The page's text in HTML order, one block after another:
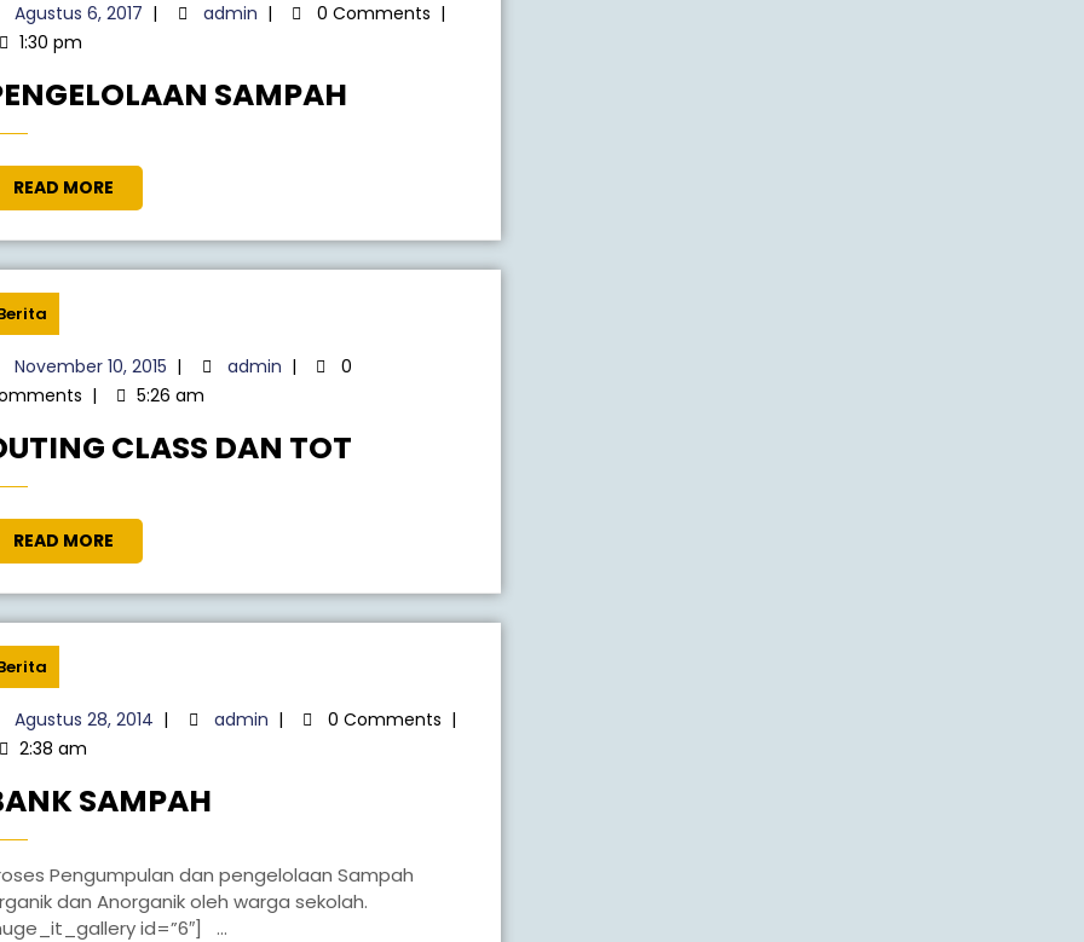
Agustus 6, 2017 | admin | 0 Comments |
1:30 pm
SAMPAH
READ MORE
November 10, 2015 | admin |
0
| 5:26 am
CLASS DAN TOT
READ MORE
Agustus 28, 2014 | admin | 0 Comments |
2:38 am
SAMPAH
dan Anorganik oleh warga sekolah.
id=”6″] ...